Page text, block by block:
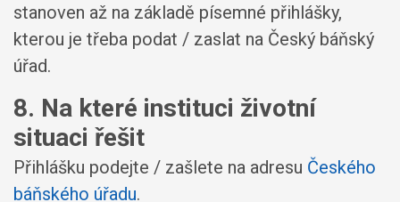
stanoven až na základě písemné přihlášky,
kterou je třeba podat / zaslat na Český báňský
úřad.
8. Na které instituci životní
situaci řešit
Přihlášku podejte / zašlete na adresu Českého
báňského úřadu.